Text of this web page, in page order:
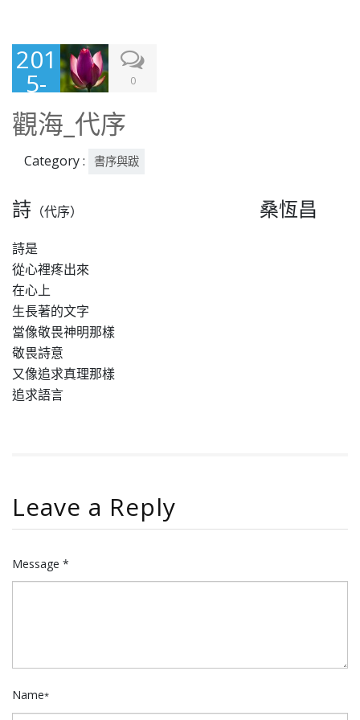
201
5-
08-
19
0
觀海_代序
Category : 書序與跋
詩 （代序） 桑恆昌
詩是
從心裡疼出來
在心上
生長著的文字
當像敬畏神明那樣
敬畏詩意
又像追求真理那樣
追求語言
Leave a Reply
Message *
Name*